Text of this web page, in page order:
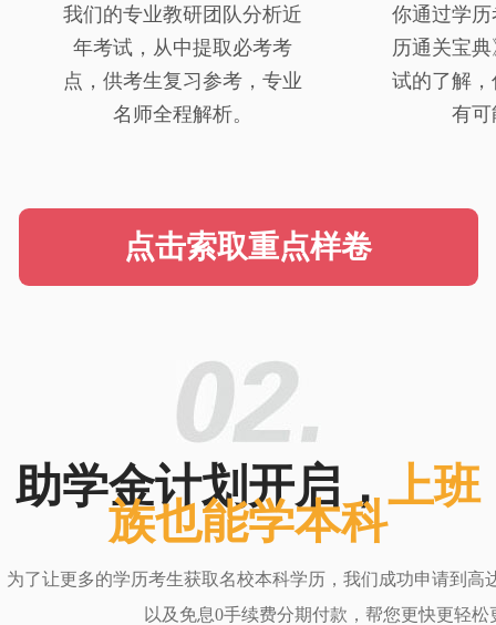
我们的专业教研团队分析近
年考试，从中提取必考考
点，供考生复习参考，专业
名师全程解析。
你通过学
历通关宝
试的了解
有可
点击索取重点样卷
助学金计划开启，上班
族也能学本科
为了让更多的学历考生获取名校本科学历，我们成功申请到高
以及免息0手续费分期付款，帮您更快更轻松